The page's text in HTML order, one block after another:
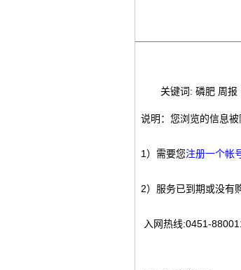
关键词: 磷肥 周报
说明：您浏览的信息被
1）需要您注册一个帐
2）服务已到期或没有
入网热线:0451-